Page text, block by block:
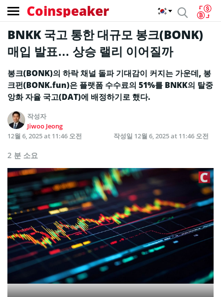
Coinspeaker
BNKK 국고 통한 대규모 봉크(BONK)
매입 발표… 상승 랠리 이어질까
봉크(BONK)의 하락 채널 돌파 기대감이 커지는 가운데, 봉
크펀(BONK.fun)은 플랫폼 수수료의 51%를 BNKK의 탈중
앙화 자율 국고(DAT)에 배정하기로 했다.
작성자
Jiwoo Jeong
12월 6, 2025 at 11:46 오전
작성일 12월 6, 2025 at 11:46 오전
2 분 소요